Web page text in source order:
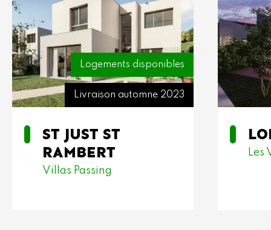
Logements disponibles
Livraison automne 2023
ST JUST ST
RAMBERT
Villas Passing
Les